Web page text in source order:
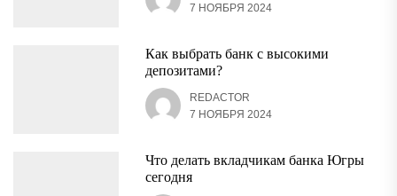
7 НОЯБРЯ 2024
Как выбрать банк с высокими
депозитами?
REDACTOR
7 НОЯБРЯ 2024
Что делать вкладчикам банка Югры
сегодня